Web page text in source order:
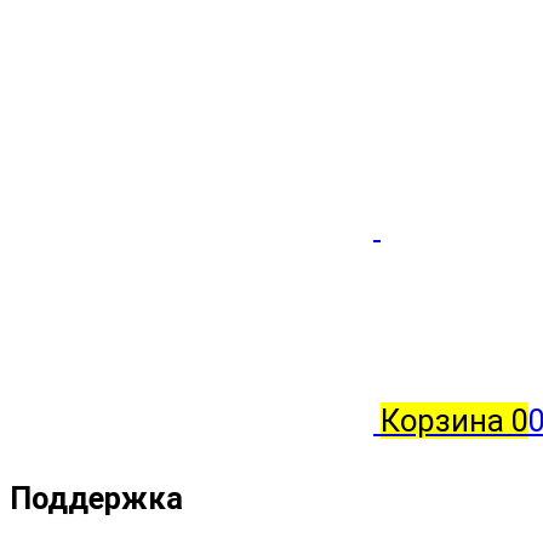
Корзина 0
Поддержка